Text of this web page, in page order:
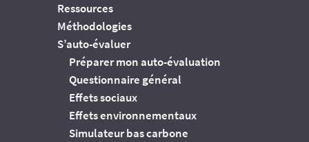
Ressources
Méthodologies
S’auto-évaluer
Préparer mon auto-évaluation
Questionnaire général
Effets sociaux
Effets environnementaux
Simulateur bas carbone